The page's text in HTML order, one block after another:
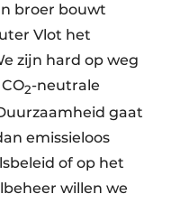
broer bouwt
Vlot het
zijn hard op weg
2-neutrale
gaat
emissieloos
of op het
willen we